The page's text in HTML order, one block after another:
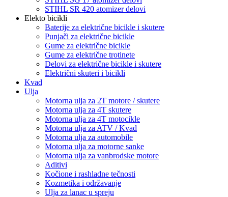
STIHL SR 420 atomizer delovi
Elekto bicikli
Baterije za električne bicikle i skutere
Punjači za električne bicikle
Gume za električne bicikle
Gume za električne trotinete
Delovi za električne bicikle i skutere
Električni skuteri i bicikli
Kvad
Ulja
Motorna ulja za 2T motore / skutere
Motorna ulja za 4T skutere
Motorna ulja za 4T motocikle
Motorna ulja za ATV / Kvad
Motorna ulja za automobile
Motorna ulja za motorne sanke
Motorna ulja za vanbrodske motore
Aditivi
Kočione i rashladne tečnosti
Kozmetika i održavanje
Ulja za lanac u spreju